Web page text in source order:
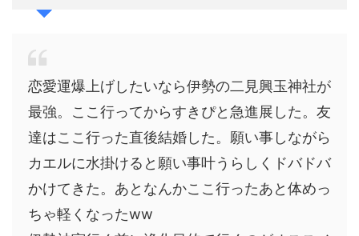
恋愛運爆上げしたいなら伊勢の二見興玉神社が
最強。ここ行ってからすきぴと急進展した。友
達はここ行った直後結婚した。願い事しながら
カエルに水掛けると願い事叶うらしくドバドバ
かけてきた。あとなんかここ行ったあと体めっ
ちゃ軽くなったww